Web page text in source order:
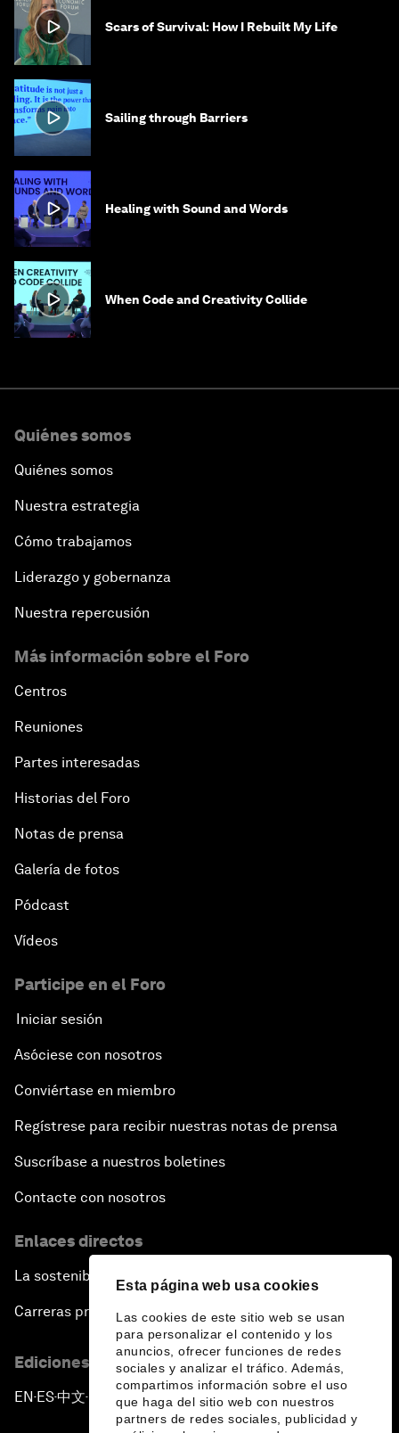
Esta página web usa cookies
Las cookies de este sitio web se usan
para personalizar el contenido y los
anuncios, ofrecer funciones de redes
sociales y analizar el tráfico. Además,
compartimos información sobre el uso
que haga del sitio web con nuestros
partners de redes sociales, publicidad y
Scars of Survival: How I Rebuilt My Life
Sailing through Barriers
Healing with Sound and Words
When Code and Creativity Collide
Quiénes somos
Quiénes somos
Nuestra estrategia
Cómo trabajamos
Liderazgo y gobernanza
Nuestra repercusión
Más información sobre el Foro
Centros
Reuniones
Partes interesadas
Historias del Foro
Notas de prensa
Galería de fotos
Pódcast
Vídeos
Participe en el Foro
Iniciar sesión
Asóciese con nosotros
Conviértase en miembro
Regístrese para recibir nuestras notas de prensa
Suscríbase a nuestros boletines
Contacte con nosotros
Enlaces directos
La sostenibilidad en el Foro
Carreras profesionales
Ediciones en otros idiomas
EN ▪ ES▪中文▪ 日本語